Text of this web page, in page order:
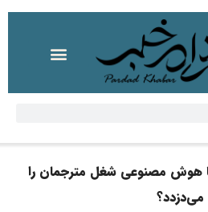
هوش مصنوعی شغل مترجمان را
می‌دزدد؟